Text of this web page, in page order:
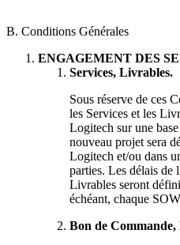
B. Conditions Générales
ENGAGEMENT DES
Services, Livrables.
Sous réserve de ces
les Services et les
Logitech sur une
nouveau projet sera
Logitech et/ou dans
parties. Les délais de
Livrables seront
échéant, chaque
Bon de